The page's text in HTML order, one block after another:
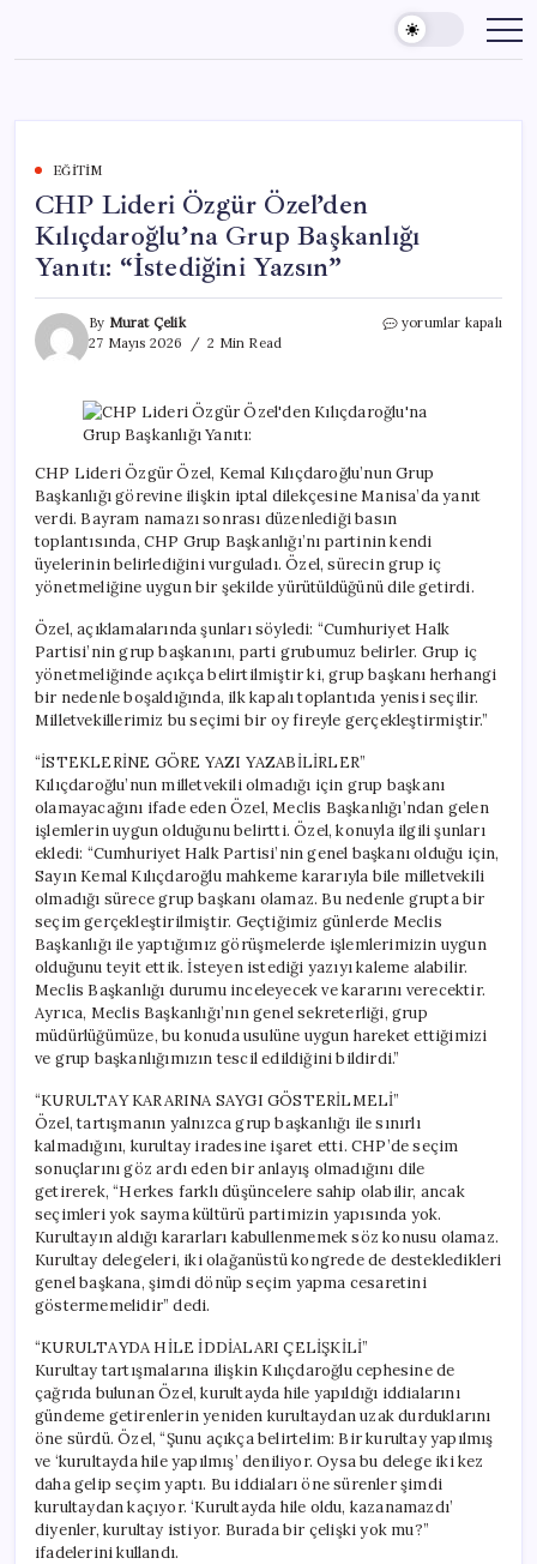
content
EĞITIM
CHP Lideri Özgür Özel’den
Kılıçdaroğlu’na Grup Başkanlığı
Yanıtı: “İstediğini Yazsın”
By Murat Çelik
27 Mayıs 2026
2 Min Read
CHP
Kılıçdaroğlu’na
Grup
Yanıtı:
“İstediğini
Yazsın”
yorumlar kapalı
CHP Lideri Özgür Özel, Kemal Kılıçdaroğlu’nun Grup
Başkanlığı görevine ilişkin iptal dilekçesine Manisa’da yanıt
verdi. Bayram namazı sonrası düzenlediği basın
toplantısında, CHP Grup Başkanlığı’nı partinin kendi
üyelerinin belirlediğini vurguladı. Özel, sürecin grup iç
yönetmeliğine uygun bir şekilde yürütüldüğünü dile getirdi.
Özel, açıklamalarında şunları söyledi: “Cumhuriyet Halk
Partisi’nin grup başkanını, parti grubumuz belirler. Grup iç
yönetmeliğinde açıkça belirtilmiştir ki, grup başkanı herhangi
bir nedenle boşaldığında, ilk kapalı toplantıda yenisi seçilir.
Milletvekillerimiz bu seçimi bir oy fireyle gerçekleştirmiştir.”
“İSTEKLERİNE GÖRE YAZI YAZABİLİRLER”
Kılıçdaroğlu’nun milletvekili olmadığı için grup başkanı
olamayacağını ifade eden Özel, Meclis Başkanlığı’ndan gelen
işlemlerin uygun olduğunu belirtti. Özel, konuyla ilgili şunları
ekledi: “Cumhuriyet Halk Partisi’nin genel başkanı olduğu için,
Sayın Kemal Kılıçdaroğlu mahkeme kararıyla bile milletvekili
olmadığı sürece grup başkanı olamaz. Bu nedenle grupta bir
seçim gerçekleştirilmiştir. Geçtiğimiz günlerde Meclis
Başkanlığı ile yaptığımız görüşmelerde işlemlerimizin uygun
olduğunu teyit ettik. İsteyen istediği yazıyı kaleme alabilir.
Meclis Başkanlığı durumu inceleyecek ve kararını verecektir.
Ayrıca, Meclis Başkanlığı’nın genel sekreterliği, grup
müdürlüğümüze, bu konuda usulüne uygun hareket ettiğimizi
ve grup başkanlığımızın tescil edildiğini bildirdi.”
“KURULTAY KARARINA SAYGI GÖSTERİLMELİ”
Özel, tartışmanın yalnızca grup başkanlığı ile sınırlı
kalmadığını, kurultay iradesine işaret etti. CHP’de seçim
sonuçlarını göz ardı eden bir anlayış olmadığını dile
getirerek, “Herkes farklı düşüncelere sahip olabilir, ancak
seçimleri yok sayma kültürü partimizin yapısında yok.
Kurultayın aldığı kararları kabullenmemek söz konusu olamaz.
Kurultay delegeleri, iki olağanüstü kongrede de destekledikleri
genel başkana, şimdi dönüp seçim yapma cesaretini
göstermemelidir” dedi.
“KURULTAYDA HİLE İDDİALARI ÇELİŞKİLİ”
Kurultay tartışmalarına ilişkin Kılıçdaroğlu cephesine de
çağrıda bulunan Özel, kurultayda hile yapıldığı iddialarını
gündeme getirenlerin yeniden kurultaydan uzak durduklarını
öne sürdü. Özel, “Şunu açıkça belirtelim: Bir kurultay yapılmış
ve ‘kurultayda hile yapılmış’ deniliyor. Oysa bu delege iki kez
daha gelip seçim yaptı. Bu iddiaları öne sürenler şimdi
kurultaydan kaçıyor. ‘Kurultayda hile oldu, kazanamazdı’
diyenler, kurultay istiyor. Burada bir çelişki yok mu?”
ifadelerini kullandı.